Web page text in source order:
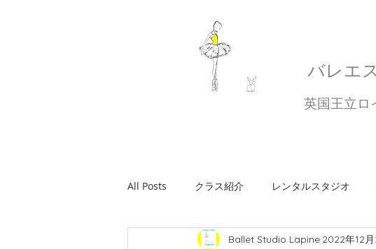
バレエ
英国王立ロ
All Posts クラス紹介 レンタルスタジオ
休講・代講のお知らせ ワークショップ
Ballet Studio Lapine 2022年12月